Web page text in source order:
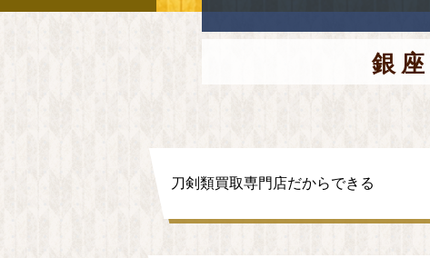
銀座
刀剣類買取専門店だからできる